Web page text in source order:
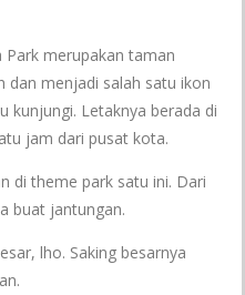
Park merupakan taman
dan menjadi salah satu ikon
kunjungi. Letaknya berada di
jam dari pusat kota.
di theme park satu ini. Dari
buat jantungan.
lho. Saking besarnya